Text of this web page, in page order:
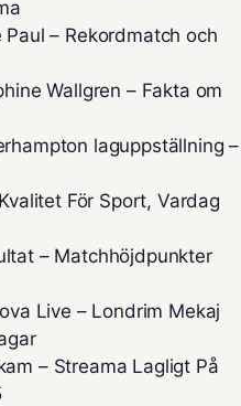
– Rekordmatch och
Wallgren – Fakta om
laguppställning –
För Sport, Vardag
– Matchhöjdpunkter
Live – Londrim Mekaj
– Streama Lagligt På